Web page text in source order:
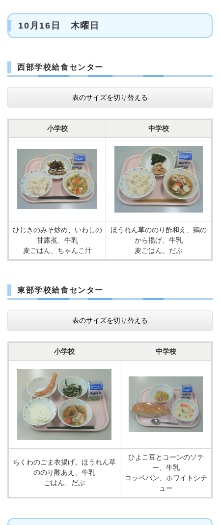
10月16日 木曜日
西部学校給食センター
表のサイズを切り替える
小学校 中学校
ひじきのみそ炒め、いわしの
甘露煮、牛乳
麦ごはん、ちゃんこ汁
ほうれん草ののり酢和え、鶏の
から揚げ、牛乳
麦ごはん、だぶ
東部学校給食センター
表のサイズを切り替える
小学校 中学校
ちくわのごま衣揚げ、ほうれん草
ののり酢あえ、牛乳
ごはん、だぶ
ひよこ豆とコーンのソテ
ー、牛乳
コッペパン、ホワイトシチ
ュー